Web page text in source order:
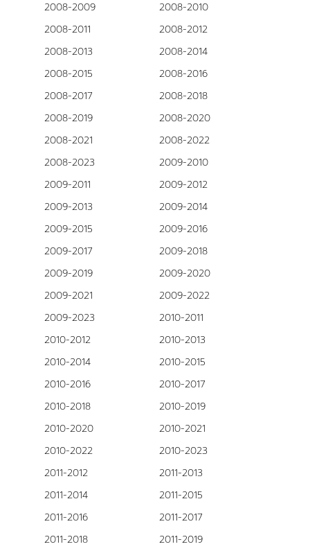
2008-2009
2008-2010
2008-2011
2008-2012
2008-2013
2008-2014
2008-2015
2008-2016
2008-2017
2008-2018
2008-2019
2008-2020
2008-2021
2008-2022
2008-2023
2009-2010
2009-2011
2009-2012
2009-2013
2009-2014
2009-2015
2009-2016
2009-2017
2009-2018
2009-2019
2009-2020
2009-2021
2009-2022
2009-2023
2010-2011
2010-2012
2010-2013
2010-2014
2010-2015
2010-2016
2010-2017
2010-2018
2010-2019
2010-2020
2010-2021
2010-2022
2010-2023
2011-2012
2011-2013
2011-2014
2011-2015
2011-2016
2011-2017
2011-2018
2011-2019